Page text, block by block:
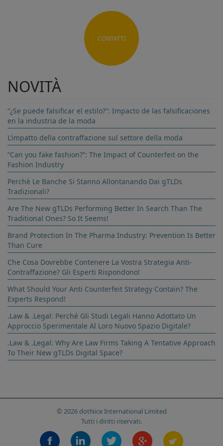
Indirizzo email
Facendo click su invia è d’accordo con i nostri Termini e
Condizioni e Informativa sulla Privacy
CONTATTI
NOVITÀ
“¿Se puede falsificar el estilo?”: Impacto de las falsificaciones
en la industria de la moda
L’impatto della contraffazione sul settore della moda
“Can you fake fashion?”: The Impact of Counterfeit on the
Fashion Industry
Perchè Le Banche Si Stanno Allontanando Dai gTLDs
Tradizionali?
Are The New gTLDs Performing Better In Search Than The
Traditional Ones? So It Seems!
Brand Protection In The Pharma Industry: Prevention Is Better
Than Cure
Che Cosa Dovrebbe Contenere La Vostra Strategia Anti-
Contraffazione? Gli Esperti Rispondono!
What Should Your Anti Counterfeit Strategy Contain? The
Experts Respond!
.Law & .Legal: Perché Gli Studi Legali Hanno Adottato Un
Approccio Sperimentale Al Loro Nuovo Spazio Digitale?
.Law & .Legal: Why Are Law Firms Taking A Tentative Approach
To Their New gTLDs Digital Space?
© 2026 dotNice International Limited
Tutti i diritti riservati.